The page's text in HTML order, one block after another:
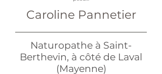
Caroline Pannetier
Naturopathe à Saint-
Berthevin, à côté de Laval
(Mayenne)